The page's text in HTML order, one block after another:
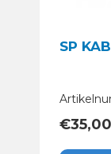
SP
€35,00